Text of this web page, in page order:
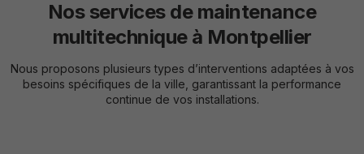
Nos services de maintenance
multitechnique à Montpellier
Nous proposons plusieurs types d’interventions adaptées à vos
besoins spécifiques de la ville, garantissant la performance
continue de vos installations.